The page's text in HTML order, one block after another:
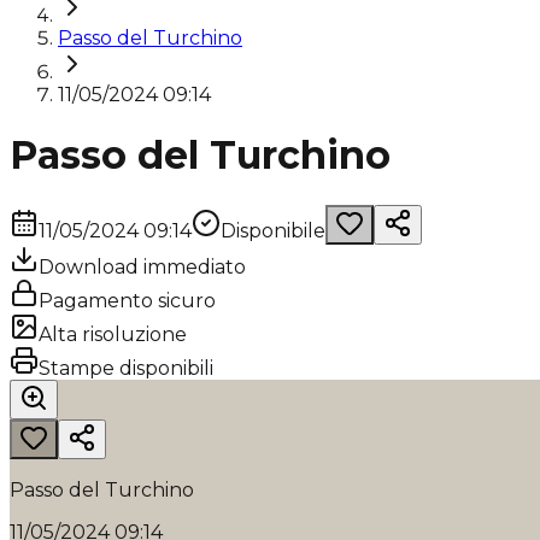
Passo del Turchino
11/05/2024 09:14
Passo del Turchino
11/05/2024 09:14
Disponibile
Download immediato
Pagamento sicuro
Alta risoluzione
Stampe disponibili
Passo del Turchino
11/05/2024 09:14